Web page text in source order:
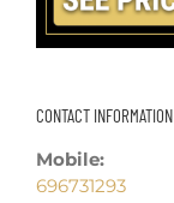
CONTACT INFORMATION
Mobile:
696731293